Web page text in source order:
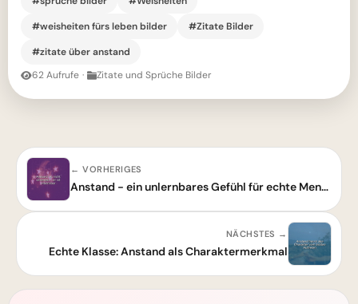
#weisheiten fürs leben bilder
#Zitate Bilder
#zitate über anstand
62 Aufrufe · Zitate und Sprüche Bilder
← VORHERIGES
Anstand - ein unlernbares Gefühl für echte Menschen
NÄCHSTES →
Echte Klasse: Anstand als Charaktermerkmal